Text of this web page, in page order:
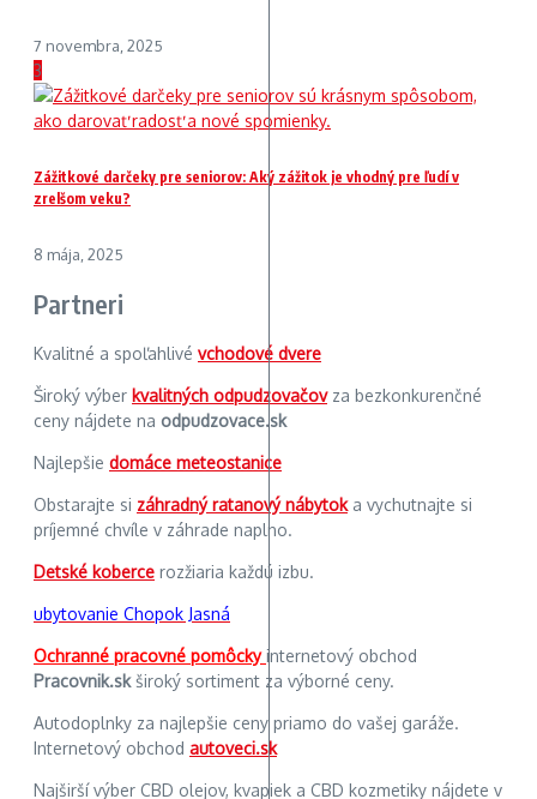
7 novembra, 2025
3
Zážitkové darčeky pre seniorov: Aký zážitok je vhodný pre ľudí v
zrelšom veku?
8 mája, 2025
Partneri
Kvalitné a spoľahlivé vchodové dvere
Široký výber kvalitných odpudzovačovza bezkonkurenčné
ceny nájdete na odpudzovace.sk
Najlepšie domáce meteostanice
Obstarajte si záhradný ratanový nábytoka vychutnajte si
príjemné chvíle v záhrade naplno.
Detské koberce rozžiaria každú izbu.
ubytovanie Chopok Jasná
Ochranné pracovné pomôckyinternetový obchod
Pracovnik.skširoký sortiment za výborné ceny.
Autodoplnky za najlepšie ceny priamo do vašej garáže.
Internetový obchod autoveci.sk
Najširší výber CBD olejov, kvapiek a CBD kozmetiky nájdete v